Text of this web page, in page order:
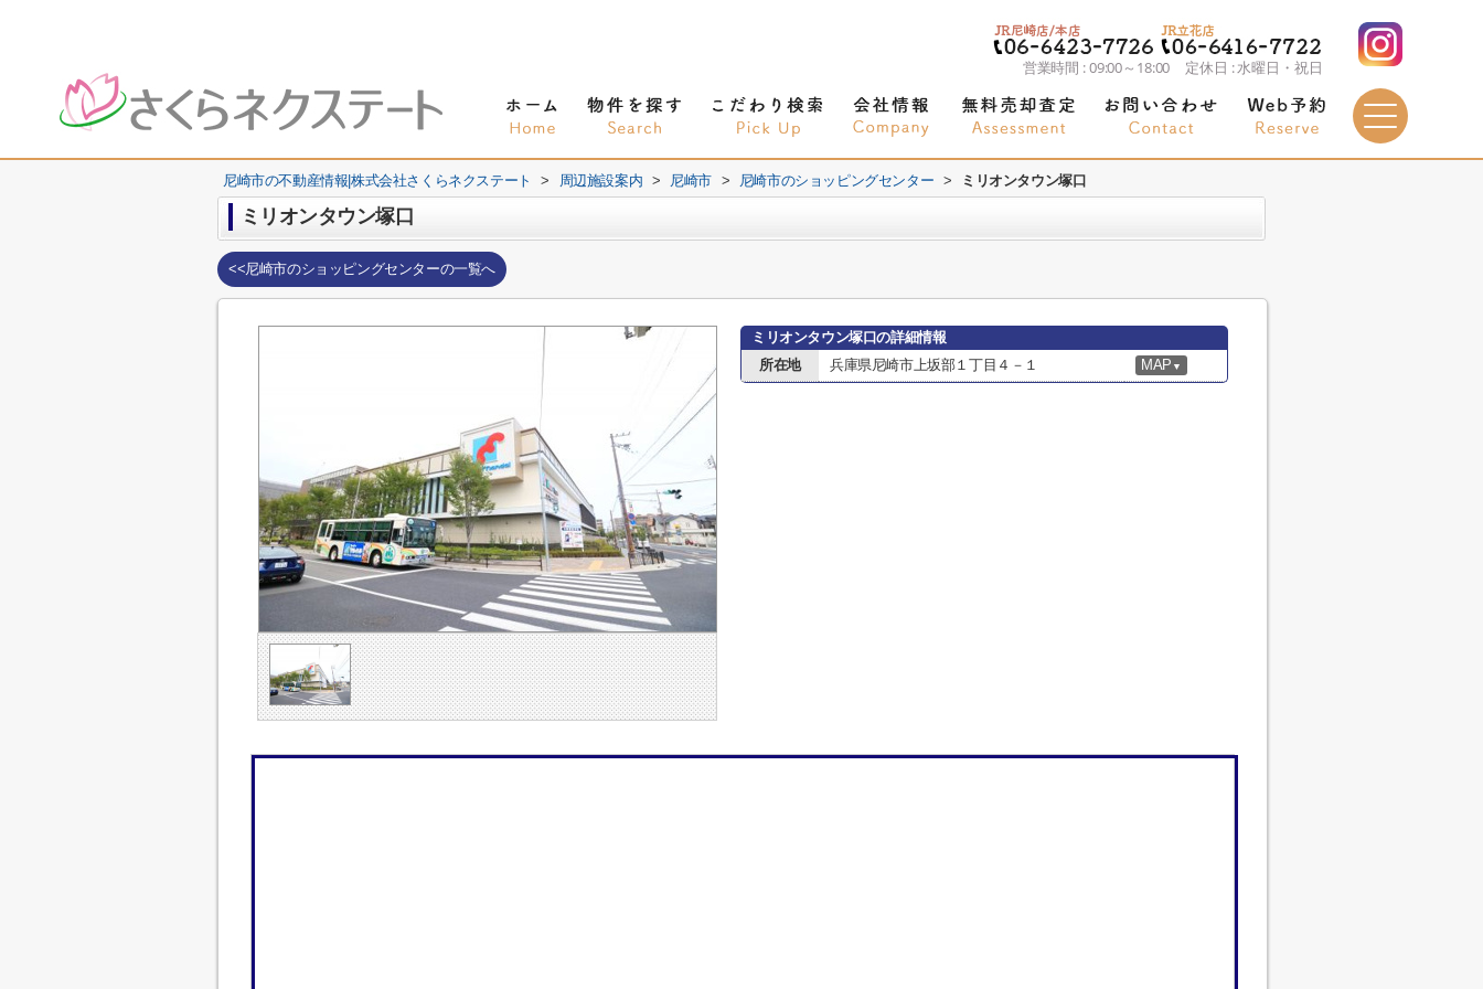
営業時間 : 09:00～18:00 定休日 : 水曜日・祝日
尼崎市の不動産情報|株式会社さくらネクステート > 周辺施設案内 > 尼崎市 > 尼崎市のショッピングセンター > ミリオンタウン塚口
ミリオンタウン塚口
<<尼崎市のショッピングセンターの一覧へ
ミリオンタウン塚口の詳細情報
所在地
兵庫県尼崎市上坂部１丁目４－１ MAP ▼